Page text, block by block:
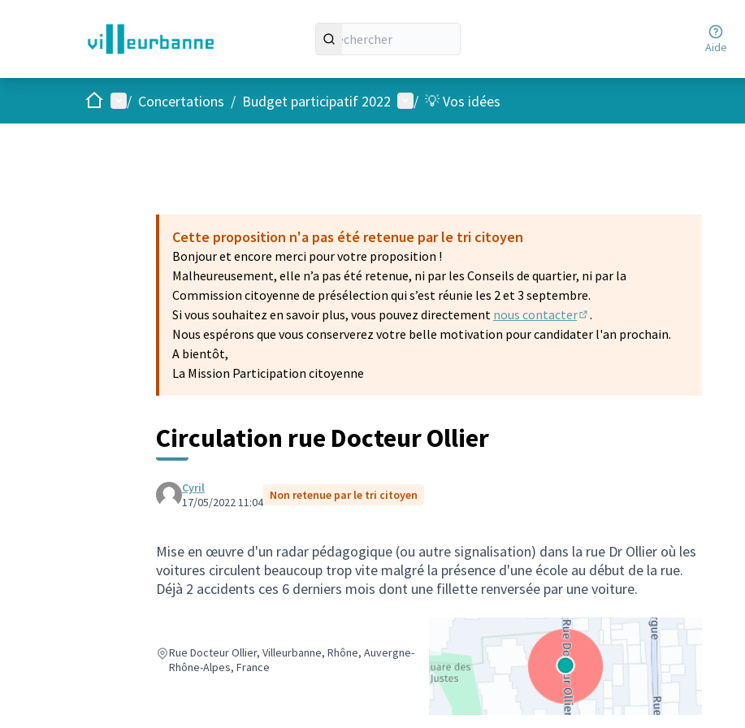
Aide
AccueilMenu principal
/ Concertations / Budget participatif 2022 Menu utilisateur
/ 💡 Vos idées
Cette proposition n'a pas été retenue par le tri citoyen
Bonjour et encore merci pour votre proposition !
Malheureusement, elle n’a pas été retenue, ni par les Conseils de quartier, ni par la
Commission citoyenne de présélection qui s’est réunie les 2 et 3 septembre.
Si vous souhaitez en savoir plus, vous pouvez directement nous contacter
(S'ouvre dans un nouvel onglet)
.
Nous espérons que vous conserverez votre belle motivation pour candidater l'an prochain.
A bientôt,
La Mission Participation citoyenne
Circulation rue Docteur Ollier
Cyril
17/05/2022 11:04 Non retenue par le tri citoyen
Mise en œuvre d'un radar pédagogique (ou autre signalisation) dans la rue Dr Ollier où les
voitures circulent beaucoup trop vite malgré la présence d'une école au début de la rue.
Déjà 2 accidents ces 6 derniers mois dont une fillette renversée par une voiture.
Rue Docteur Ollier, Villeurbanne, Rhône, Auvergne-
Rhône-Alpes, France